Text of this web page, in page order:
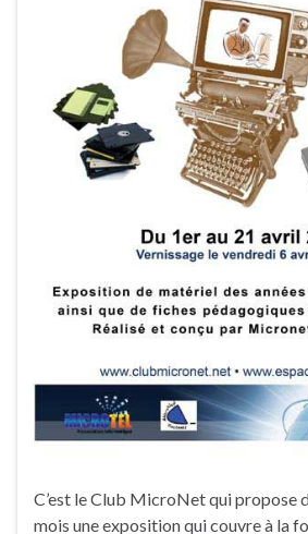
C’est le Club MicroNet qui propose
mois une exposition qui couvre à la